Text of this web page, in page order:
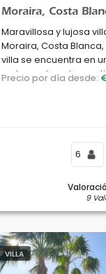
Moraira, Costa
Maravillosa y lujosa
Moraira, Costa
villa se encuentra en
restaurantes y bares,
Precio por día desde:
6
9
VILLA